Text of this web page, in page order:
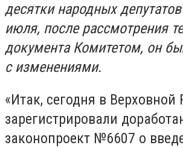
десятки народных
июля, после рассмотрения
документа Комитетом, он
с изменениями.
«Итак, сегодня в Верховной
зарегистрировали
законопроект №6607 о